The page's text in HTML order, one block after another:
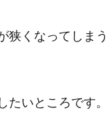
狭くなってしまう
いところです。